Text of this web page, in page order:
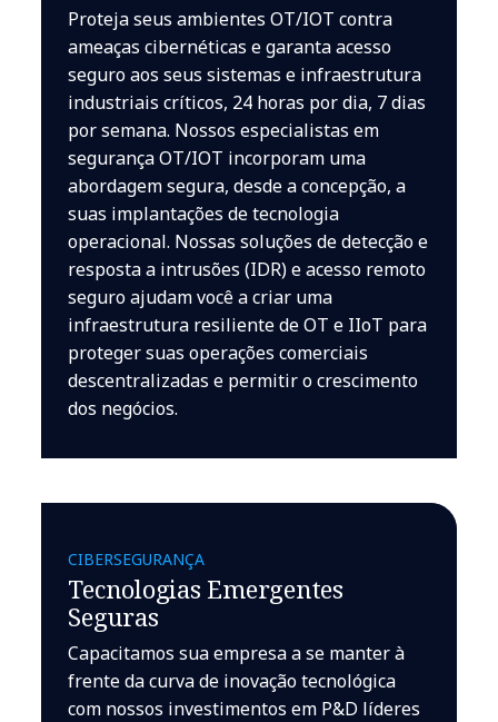
Proteja seus ambientes OT/IOT contra
ameaças cibernéticas e garanta acesso
seguro aos seus sistemas e infraestrutura
industriais críticos, 24 horas por dia, 7 dias
por semana. Nossos especialistas em
segurança OT/IOT incorporam uma
abordagem segura, desde a concepção, a
suas implantações de tecnologia
operacional. Nossas soluções de detecção e
resposta a intrusões (IDR) e acesso remoto
seguro ajudam você a criar uma
infraestrutura resiliente de OT e IIoT para
proteger suas operações comerciais
descentralizadas e permitir o crescimento
dos negócios.
CIBERSEGURANÇA
Tecnologias Emergentes
Seguras
Capacitamos sua empresa a se manter à
frente da curva de inovação tecnológica
com nossos investimentos em P&D líderes